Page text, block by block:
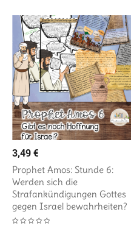
3,49€
Prophet Amos: Stunde 6:
Werden sich die
Strafankündigungen Gottes
gegen Israel bewahrheiten?